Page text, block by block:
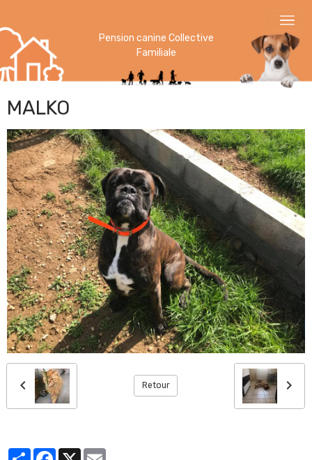
Pension canine Collective
Familiale
MALKO
Retour
PartagerFacebook
X